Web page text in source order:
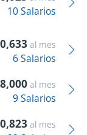
10 Salarios
al mes
6 Salarios
al mes
9 Salarios
al mes